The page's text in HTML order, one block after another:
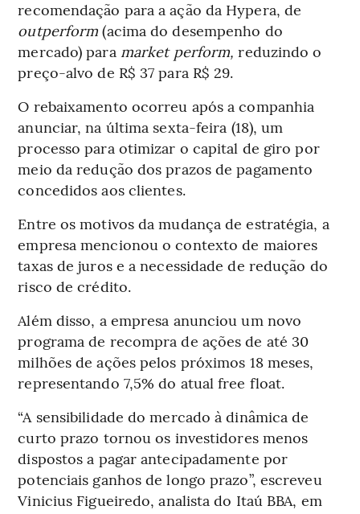
recomendação para a ação da Hypera, de
outperform (acima do desempenho do
mercado) paramarket perform,reduzindo o
preço-alvo de R$ 37 para R$ 29.
O rebaixamento ocorreu após a companhia
anunciar, na última sexta-feira (18), um
processo para otimizar o capital de giro por
meio da redução dos prazos de pagamento
concedidos aos clientes.
Entre os motivos da mudança de estratégia, a
empresa mencionou o contexto de maiores
taxas de juros e a necessidade de redução do
risco de crédito.
Além disso, a empresa anunciou um novo
programa de recompra de ações de até 30
milhões de ações pelos próximos 18 meses,
representando 7,5% do atual free float.
“A sensibilidade do mercado à dinâmica de
curto prazo tornou os investidores menos
dispostos a pagar antecipadamente por
potenciais ganhos de longo prazo”, escreveu
Vinicius Figueiredo, analista do Itaú BBA, em